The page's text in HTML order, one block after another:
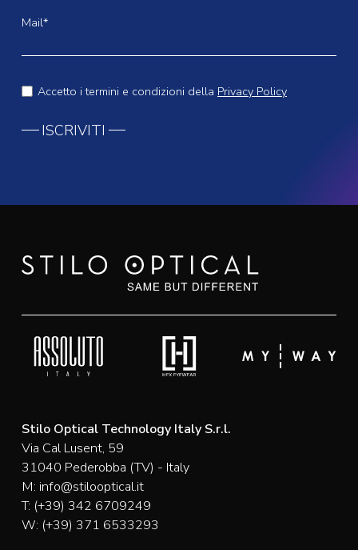
Mail*
Accetto i termini e condizioni della Privacy Policy
ISCRIVITI
Stilo Optical Technology Italy S.r.l.
Via Cal Lusent, 59
31040 Pederobba (TV) - Italy
M: info@stilooptical.it
T: (+39) 342 6709249
W: (+39) 371 6533293